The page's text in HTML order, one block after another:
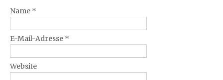
Name *
E-Mail-Adresse *
Website